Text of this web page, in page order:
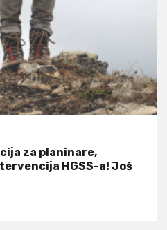
za planinare,
HGSS-a! Još